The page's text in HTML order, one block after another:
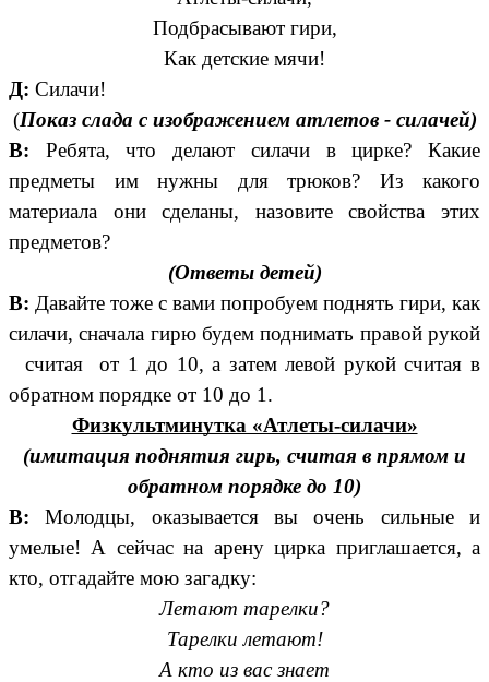
Подбрасывают гири,
Как детские мячи!
Д: Силачи!
(Показ слада с изображением атлетов - силачей)
В: Ребята, что делают силачи в цирке? Какие
предметы им нужны для трюков? Из какого
материала они сделаны, назовите свойства этих
предметов?
(Ответы детей)
В: Давайте тоже с вами попробуем поднять гири, как
силачи, сначала гирю будем поднимать правой рукой
считая от 1 до 10, а затем левой рукой считая в
обратном порядке от 10 до 1.
Физкультминутка «Атлеты-силачи»
(имитация поднятия гирь, считая в прямом и
обратном порядке до 10)
В:Молодцы, оказывается вы очень сильные и
умелые! А сейчас на арену цирка приглашается, а
кто, отгадайте мою загадку:
Летают тарелки?
Тарелки летают!
А кто из вас знает